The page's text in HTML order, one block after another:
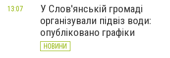
У Слов'янській громаді
організували підвіз води:
опубліковано графіки
НОВИНИ
13:07